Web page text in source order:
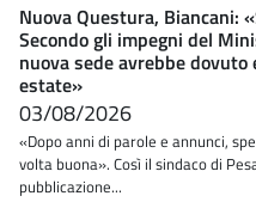
Nuova Questura, Biancani:
Secondo gli impegni del
nuova sede avrebbe
estate»
03/08/2026
«Dopo anni di parole e annunci,
volta buona». Così il sindaco di
pubblicazione...